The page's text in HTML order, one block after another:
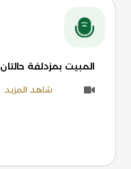
المبيت بمزدلفة حالتان
شاهد المزيد